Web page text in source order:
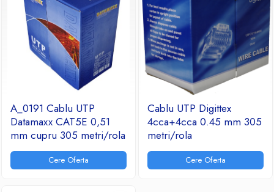
A_0191 Cablu UTP
Datamaxx CAT5E 0,51
mm cupru 305 metri/rola
Cere Oferta
Cablu UTP Digittex
4cca+4cca 0.45 mm 305
metri/rola
Cere Oferta